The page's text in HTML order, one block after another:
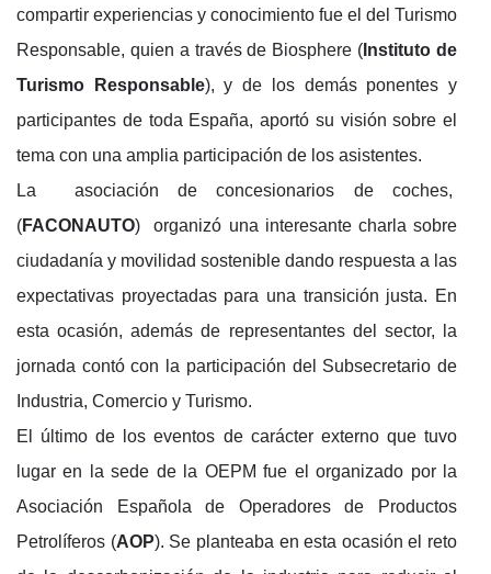
compartir experiencias y conocimiento fue el del Turismo
Responsable, quien a través de Biosphere ( Instituto de
Turismo Responsable), y de los demás ponentes y
participantes de toda España, aportó su visión sobre el
tema con una amplia participación de los asistentes.
La asociación de concesionarios de coches,
(FACONAUTO) organizó una interesante charla sobre
ciudadanía y movilidad sostenible dando respuesta a las
expectativas proyectadas para una transición justa. En
esta ocasión, además de representantes del sector, la
jornada contó con la participación del Subsecretario de
Industria, Comercio y Turismo.
El último de los eventos de carácter externo que tuvo
lugar en la sede de la OEPM fue el organizado por la
Asociación Española de Operadores de Productos
Petrolíferos (AOP). Se planteaba en esta ocasión el reto